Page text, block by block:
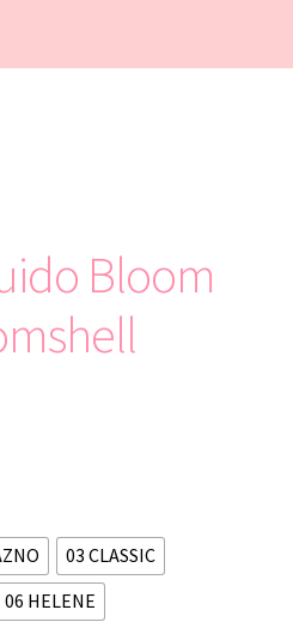
Bloom
03 CLASSIC
06 HELENE